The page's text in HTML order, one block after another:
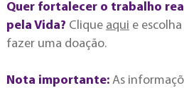
Quer fortalecer o trabalho
pela Vida? Clique aqui e
fazer uma doação.
Nota importante:As